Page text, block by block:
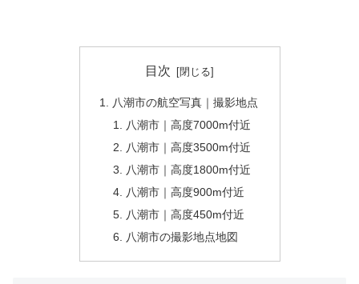
目次
八潮市の航空写真｜撮影地点
八潮市｜高度7000m付近
八潮市｜高度3500m付近
八潮市｜高度1800m付近
八潮市｜高度900m付近
八潮市｜高度450m付近
八潮市の撮影地点地図